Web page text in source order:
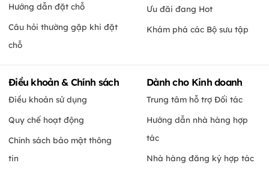
Hướng dẫn đặt chỗ
Câu hỏi thường gặp khi đặt
chỗ
Ưu đãi đang Hot
Khám phá các Bộ sưu tập
Điều khoản & Chính sách
Điều khoản sử dụng
Quy chế hoạt động
Chính sách bảo mật thông
tin
Dành cho Kinh doanh
Trung tâm hỗ trợ Đối tác
Hướng dẫn nhà hàng hợp
tác
Nhà hàng đăng ký hợp tác